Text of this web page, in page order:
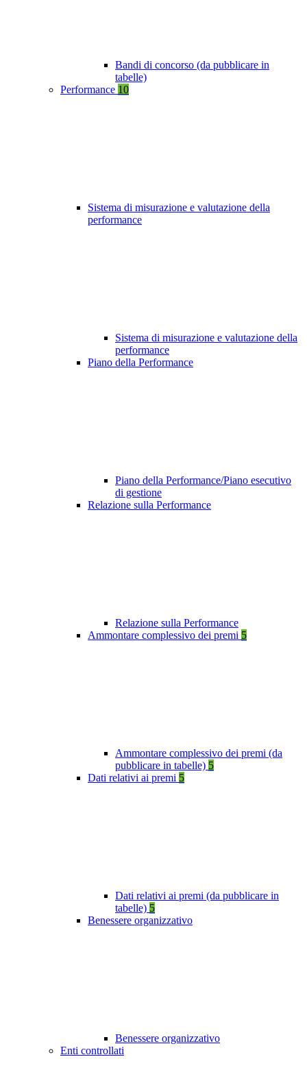
Bandi di concorso (da pubblicare in
tabelle)
Performance 10
Sistema di misurazione e valutazione della
performance
Sistema di misurazione e valutazione della
performance
Piano della Performance
Piano della Performance/Piano esecutivo
di gestione
Relazione sulla Performance
Relazione sulla Performance
Ammontare complessivo dei premi 5
Ammontare complessivo dei premi (da
pubblicare in tabelle) 5
Dati relativi ai premi 5
Dati relativi ai premi (da pubblicare in
tabelle) 5
Benessere organizzativo
Benessere organizzativo
Enti controllati